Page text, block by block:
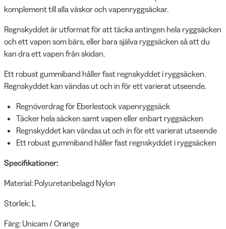
komplement till alla väskor och vapenryggsäckar.
Regnskyddet är utformat för att täcka antingen hela ryggsäcken
och ett vapen som bärs, eller bara själva ryggsäcken så att du
kan dra ett vapen från skidan.
Ett robust gummiband håller fast regnskyddet i ryggsäcken.
Regnskyddet kan vändas ut och in för ett varierat utseende.
Regnöverdrag för Eberlestock vapenryggsäck
Täcker hela säcken samt vapen eller enbart ryggsäcken
Regnskyddet kan vändas ut och in för ett varierat utseende
Ett robust gummiband håller fast regnskyddet i ryggsäcken
Specifikationer:
Material: Polyuretanbelagd Nylon
Storlek: L
Färg: Unicam / Orange